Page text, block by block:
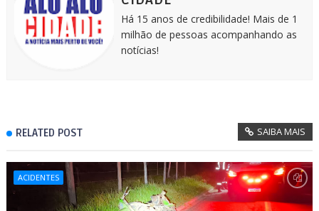
Há 15 anos de credibilidade! Mais de 1
milhão de pessoas acompanhando as
notícias!
RELATED POST SAIBA MAIS
ACIDENTES